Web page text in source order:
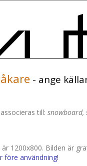
- ange
till:snowboard,
1200x800. Bilden är
före användning!